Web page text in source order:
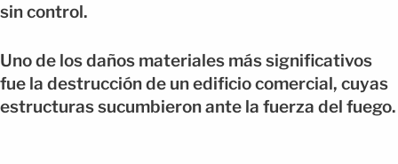
sin control.
Uno de los daños materiales más significativos
fue la destrucción de un edificio comercial, cuyas
estructuras sucumbieron ante la fuerza del fuego.